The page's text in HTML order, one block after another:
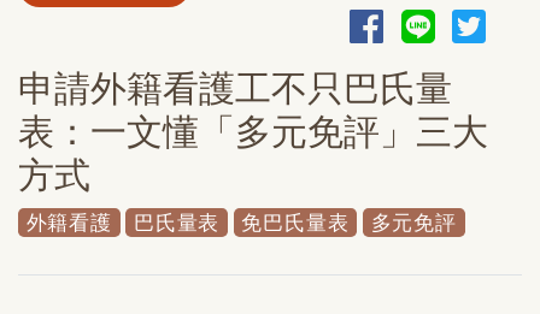
申請外籍看護工不只巴氏量
表：一文懂「多元免評」三大
方式
外籍看護 巴氏量表 免巴氏量表 多元免評